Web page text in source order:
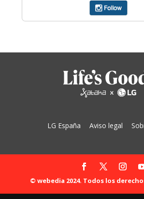
LG España Aviso legal
© webedia 2024. Todos los